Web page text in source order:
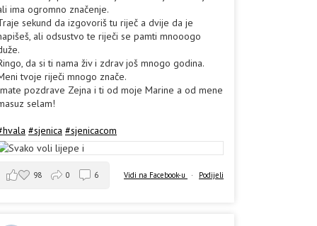
ima ogromno značenje.
sekund da izgovoriš tu riječ a dvije da je
ali odsustvo te riječi se pamti mnooogo
da si ti nama živ i zdrav još mnogo godina.
tvoje riječi mnogo znače.
pozdrave Zejna i ti od moje Marine a od mene
selam!
#sjenica #sjenicacom
Vidi na Facebook-u · Podijeli
98 0 6